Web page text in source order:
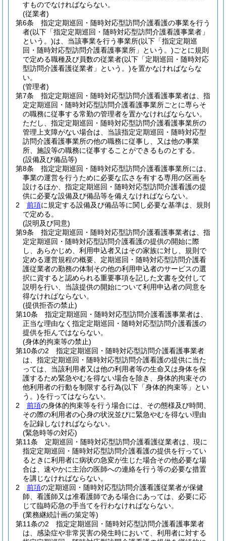
すものでなければならない。
(従業者)
第6条
指定定期巡回・随時対応型訪問介護看護の事業を行う
者(以下「指定定期巡回・随時対応型訪問介護看護事業者」
という。)は、当該事業を行う事業所(以下「指定定期巡
回・随時対応型訪問介護看護事業所」という。)ごとに規則
で定める職種及び員数の従業者(以下「定期巡回・随時対応
型訪問介護看護従業者」という。)を置かなければならな
い。
(管理者)
第7条
指定定期巡回・随時対応型訪問介護看護事業者は、指
定定期巡回・随時対応型訪問介護看護事業所ごとに専らそ
の職務に従事する常勤の管理者を置かなければならない。
ただし、指定定期巡回・随時対応型訪問介護看護事業所の
管理上支障がない場合は、当該指定定期巡回・随時対応型
訪問介護看護事業所の他の職務に従事し、又は他の事業
所、施設等の職務に従事することができるものとする。
(設備及び備品等)
第8条
指定定期巡回・随時対応型訪問介護看護事業所には、
事業の運営を行うために必要な広さを有する専用の区画を
設けるほか、指定定期巡回・随時対応型訪問介護看護の提
供に必要な設備及び備品等を備えなければならない。
2
前項に規定する設備及び備品等に関し必要な基準は、規則
で定める。
(説明及び同意)
第9条
指定定期巡回・随時対応型訪問介護看護事業者は、指
定定期巡回・随時対応型訪問介護看護の提供の開始に際
し、あらかじめ、利用申込者又はその家族に対し、規則で
定める運営規程の概要、定期巡回・随時対応型訪問介護看
護従業者の勤務の体制その他の利用申込者のサービスの選
択に資すると認められる重要事項を記した文書を交付して
説明を行い、当該提供の開始について利用申込者の同意を
得なければならない。
(提供拒否の禁止)
第10条
指定定期巡回・随時対応型訪問介護看護事業者は、
正当な理由なく指定定期巡回・随時対応型訪問介護看護の
提供を拒んではならない。
(身体的拘束等の禁止)
第10条の2
指定定期巡回・随時対応型訪問介護看護事業者
は、指定定期巡回・随時対応型訪問介護看護の提供に当た
っては、当該利用者又は他の利用者等の生命又は身体を保
護するため緊急やむを得ない場合を除き、身体的拘束その
他利用者の行動を制限する行為(以下「身体的拘束等」とい
う。)を行ってはならない。
2
前項の身体的拘束等を行う場合には、その態様及び時間、
その際の利用者の心身の状況並びに緊急やむを得ない理由
を記録しなければならない。
(緊急時等の対応)
第11条
定期巡回・随時対応型訪問介護看護従業者は、現に
指定定期巡回・随時対応型訪問介護看護の提供を行ってい
るときに利用者に病状の急変が生じた場合その他必要な場
合は、速やかに主治の医師への連絡を行う等の必要な措置
を講じなければならない。
2
前項の定期巡回・随時対応型訪問介護看護従業者が保健
師、看護師又は准看護師である場合にあっては、必要に応
じて臨時応急の手当てを行わなければならない。
(業務継続計画の策定等)
第11条の2
指定定期巡回・随時対応型訪問介護看護事業者
は、感染症や非常災害の発生時において、利用者に対する